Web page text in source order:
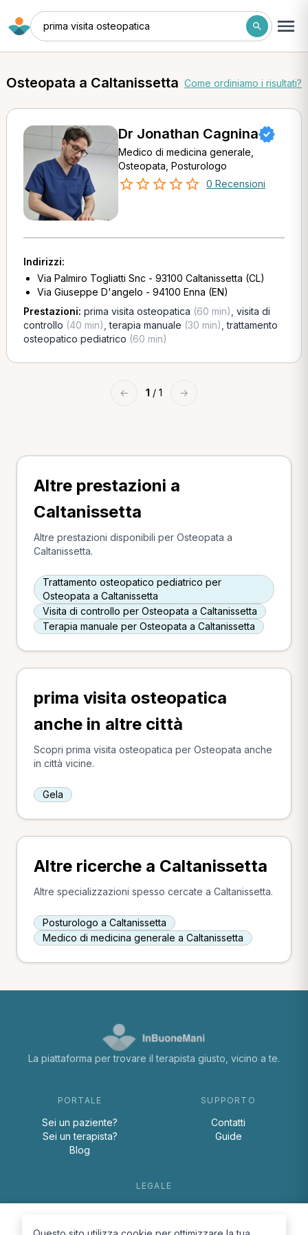
prima visita osteopatica
Osteopata a Caltanissetta Come ordiniamo i risultati?
Dr Jonathan Cagnina
Medico di medicina generale,
Osteopata, Posturologo
0 Recensioni
Indirizzi:
Via Palmiro Togliatti Snc - 93100 Caltanissetta (CL)
Via Giuseppe D'angelo - 94100 Enna (EN)
Prestazioni: prima visita osteopatica (60 min) visita di
controllo (40 min) ,terapia manuale (30 min) ,trattamento
osteopatico pediatrico (60 min)
← 1 / 1 →
Altre prestazioni a
Caltanissetta
Altre prestazioni disponibili per Osteopata a
Caltanissetta.
Trattamento osteopatico pediatrico per
Osteopata a Caltanissetta
Visita di controllo per Osteopata a Caltanissetta
Terapia manuale per Osteopata a Caltanissetta
prima visita osteopatica
anche in altre città
Scopri prima visita osteopatica per Osteopata anche
in città vicine.
Gela
Altre ricerche a Caltanissetta
Altre specializzazioni spesso cercate a Caltanissetta.
Posturologo a Caltanissetta
Medico di medicina generale a Caltanissetta
La piattaforma per trovare il terapista giusto, vicino a te.
PORTALE
Sei un paziente?
Sei un terapista?
Blog
SUPPORTO
Contatti
Guide
LEGALE